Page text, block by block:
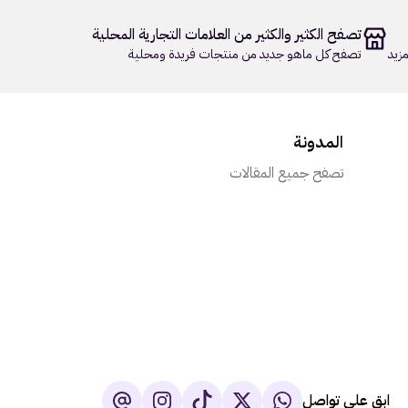
تصفح الكثير والكثير من العلامات التجارية المحلية
تصفح كل ماهو جديد من منتجات فريدة ومحلية
المدونة
تصفح جميع المقالات
ابق على تواصل